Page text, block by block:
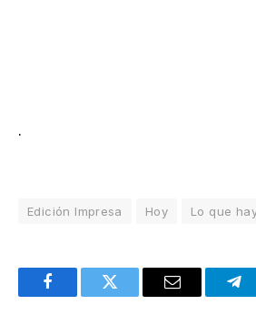
.
Edición Impresa Hoy Lo que
FacebookTwitter Email